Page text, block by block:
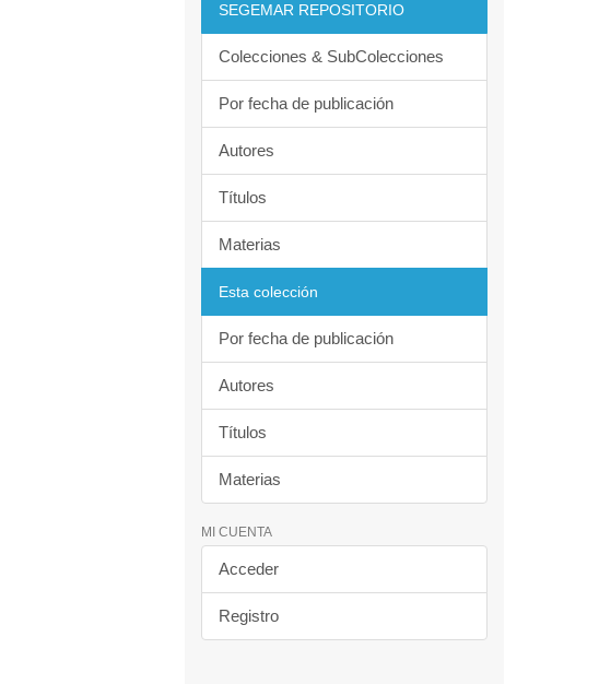
SEGEMAR REPOSITORIO
Colecciones & SubColecciones
Por fecha de publicación
Autores
Títulos
Materias
Esta colección
Por fecha de publicación
Autores
Títulos
Materias
MI CUENTA
Acceder
Registro